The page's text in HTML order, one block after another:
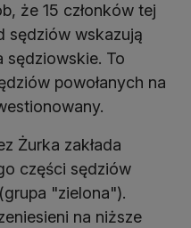
że 15 członków tej
sędziów wskazują
sędziowskie. To
powołanych na
Żurka zakłada
części sędziów
"zielona").
na niższe